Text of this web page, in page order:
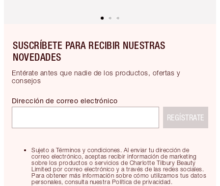
SUSCRÍBETE PARA RECIBIR NUESTRAS
NOVEDADES
Entérate antes que nadie de los productos, ofertas y
consejos
Sujeto a Términos y condiciones. Al enviar tu dirección de
correo electrónico, aceptas recibir información de marketing
sobre los productos o servicios de Charlotte Tilbury Beauty
Limited por correo electrónico y a través de las redes sociales.
Para obtener más información sobre cómo utilizamos tus datos
personales, consulta nuestra Política de privacidad.
Dirección de correo electrónico
REGÍSTRATE